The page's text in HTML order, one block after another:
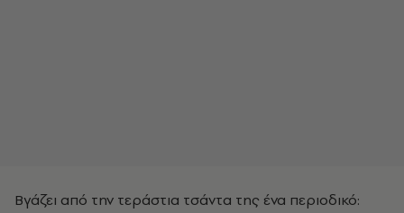
Bγάζει από την τεράστια τσάντα της ένα περιοδικό: